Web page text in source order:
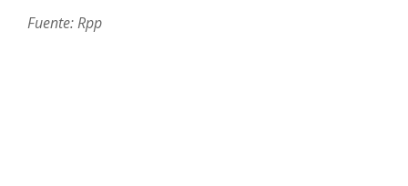
Fuente: Rpp